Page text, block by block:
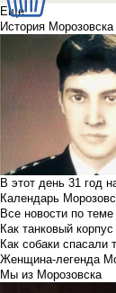
Еще
История Морозовска
В этот день 31 год
Календарь
Все новости по теме
Как танковый
Как собаки
Женщина-легенда
Мы из Морозовска